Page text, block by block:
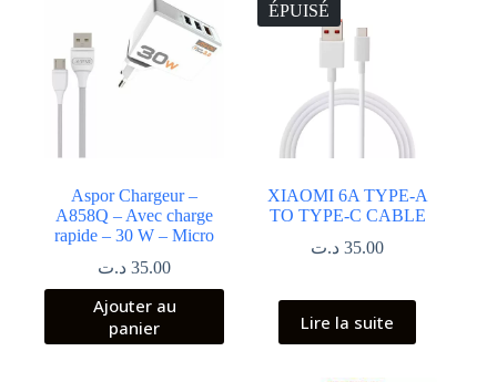
Aspor Chargeur –
A858Q – Avec charge
rapide – 30 W – Micro
35.00 د.ت
Ajouter au
panier
ÉPUISÉ
XIAOMI 6A TYPE-A
TO TYPE-C CABLE
35.00 د.ت
Lire la suite